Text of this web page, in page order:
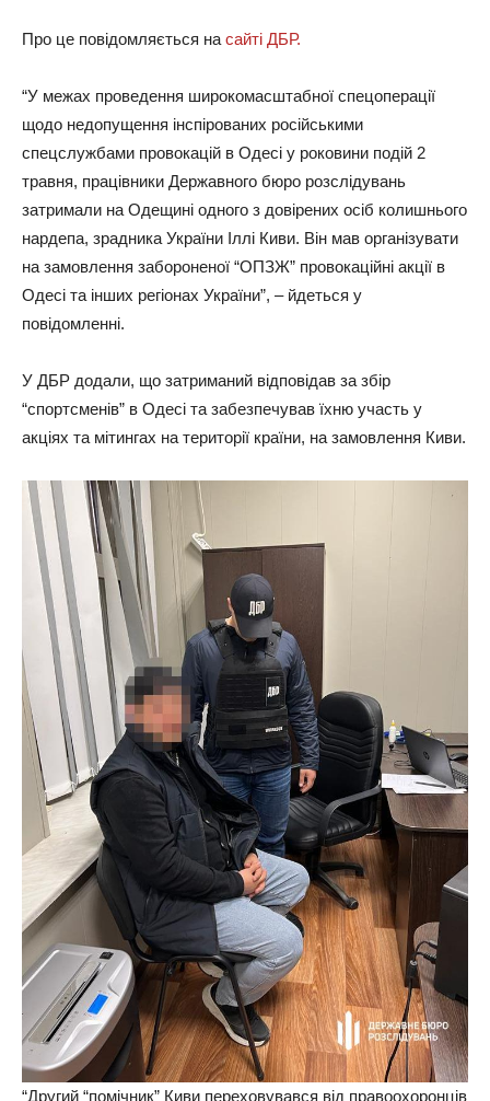
Про це повідомляється на сайті ДБР.
“У межах проведення широкомасштабної спецоперації
щодо недопущення інспірованих російськими
спецслужбами провокацій в Одесі у роковини подій 2
травня, працівники Державного бюро розслідувань
затримали на Одещині одного з довірених осіб колишнього
нардепа, зрадника України Іллі Киви. Він мав організувати
на замовлення забороненої “ОПЗЖ” провокаційні акції в
Одесі та інших регіонах України”, – йдеться у
повідомленні.
У ДБР додали, що затриманий відповідав за збір
“спортсменів” в Одесі та забезпечував їхню участь у
акціях та мітингах на території країни, на замовлення Киви.
“Другий “помічник” Киви переховувався від правоохоронців